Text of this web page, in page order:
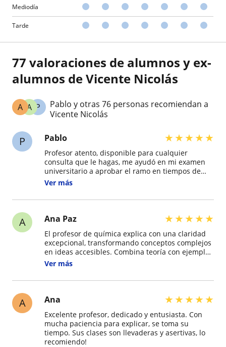
Mediodía
Tarde
77 valoraciones de alumnos y ex-
alumnos de Vicente Nicolás
P
A
A
Pablo y otras 76 personas recomiendan a
Vicente Nicolás
P Pablo ★★★★★
Profesor atento, disponible para cualquier
consulta que le hagas, me ayudó en mi examen
universitario a aprobar el ramo en tiempos de
desesperación, me enseñó con paciencia la base
complejos, 100% recomendado.
Ver más
A Ana Paz ★★★★★
El profesor de química explica con una claridad
excepcional, transformando conceptos complejos
en ideas accesibles. Combina teoría con ejemplos
prácticos, haciendo la clase dinámica y
accesible, fomentando un ambiente donde
por la materia es contagiosa, logrando despertar
el interés científico en los estudiantes. Es, sin
duda, un docente que marca una diferencia
positiva en el aprendizaje. Muy recomendable.
Ver más
A Ana ★★★★★
Excelente profesor, dedicado y entusiasta. Con
mucha paciencia para explicar, se toma su
tiempo. Sus clases son llevaderas y asertivas, lo
recomiendo!